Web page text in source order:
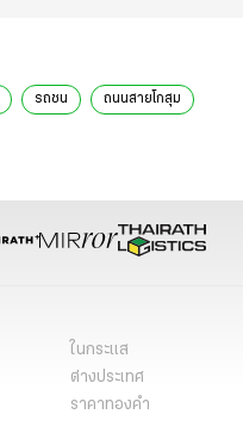
รถชน ถนนสายโกสุม
ในกระแส
ต่างประเทศ
ราคาทองคำ